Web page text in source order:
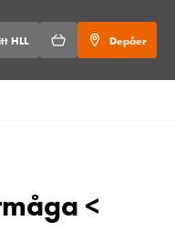
HLL Depåer
<